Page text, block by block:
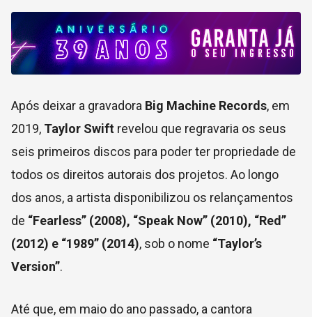
Após deixar a gravadora Big Machine Records, em
2019, Taylor Swift revelou que regravaria os seus
seis primeiros discos para poder ter propriedade de
todos os direitos autorais dos projetos. Ao longo
dos anos, a artista disponibilizou os relançamentos
de “Fearless” (2008), “Speak Now” (2010), “Red”
(2012) e “1989” (2014), sob o nome “Taylor’s
Version”.
Até que, em maio do ano passado, a cantora